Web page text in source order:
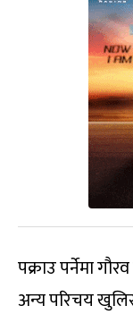
पक्राउ पर्नेमा
अन्य परिचय